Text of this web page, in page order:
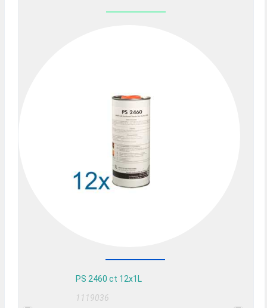
PS 2460 ct 12x1L
1119036